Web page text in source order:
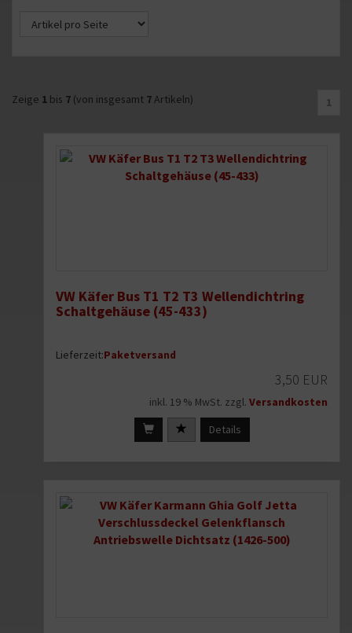
Zeige 1 bis 7 (von insgesamt 7Artikeln) 1
VW Käfer Bus T1 T2 T3 Wellendichtring
Schaltgehäuse (45-433)
Lieferzeit:Paketversand
3,50 EUR
inkl. 19 % MwSt. zzgl. Versandkosten
Details